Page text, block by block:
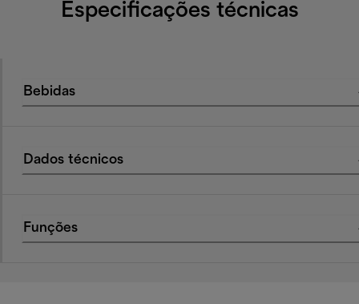
Especificações técnicas
Bebidas
Dados técnicos
Funções